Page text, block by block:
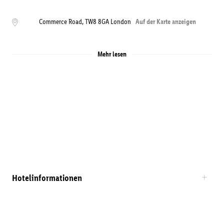
Commerce Road,TW8 8GA London Auf der Karte anzeigen
Mehr lesen
Hotelinformationen